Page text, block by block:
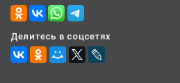
Делитесь в соцсетях